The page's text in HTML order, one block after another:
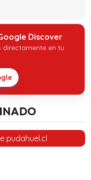
Discover
directamente en tu
pudahuel.cl